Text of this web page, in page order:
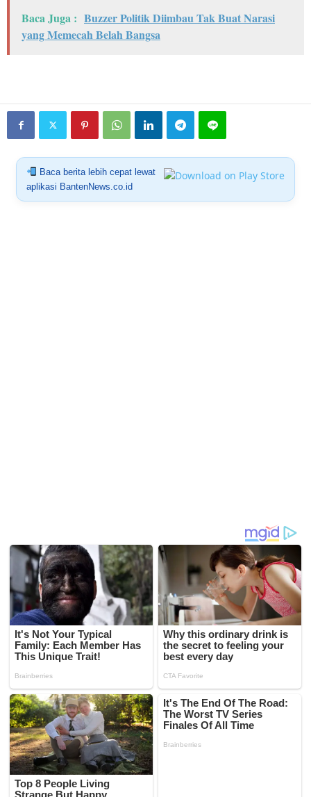
Baca Juga : Buzzer Politik Diimbau Tak Buat Narasi
yang Memecah Belah Bangsa
Baca berita lebih cepat lewat
aplikasi BantenNews.co.id